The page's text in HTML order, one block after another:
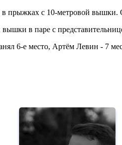
прыжках с 10-метровой
в паре с
6-е место, Артём Левин - 7